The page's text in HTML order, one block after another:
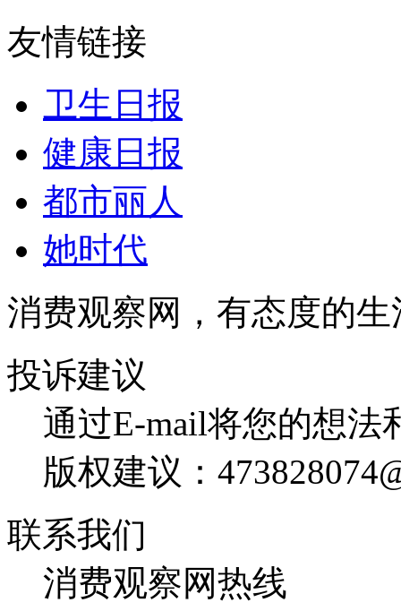
友情链接
卫生日报
健康日报
都市丽人
她时代
消费观察网，有态度的
投诉建议
通过E-mail将您的想法
版权建议：
联系我们
消费观察网热线